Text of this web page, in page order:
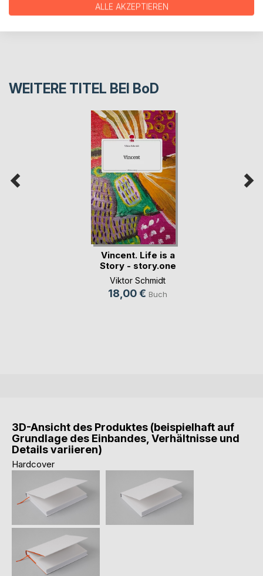
WEITERE TITEL BEI BoD
Vincent. Life is a
Story - story.one
Viktor Schmidt
18,00 € Buch
3D-Ansicht des Produktes (beispielhaft auf
Grundlage des Einbandes, Verhältnisse und
Details variieren)
Hardcover
ALLE AKZEPTIEREN